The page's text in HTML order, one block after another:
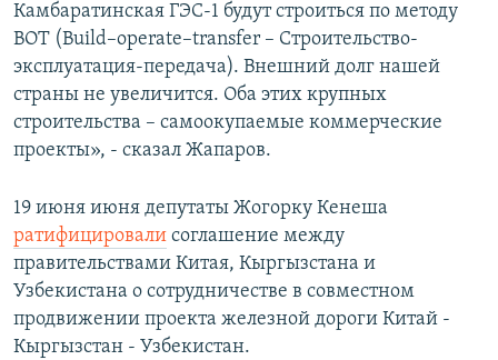
Камбаратинская ГЭС-1 будут строиться по методу
BOT (Build–operate–transfer – Строительство-
эксплуатация-передача). Внешний долг нашей
страны не увеличится. Оба этих крупных
строительства – самоокупаемые коммерческие
проекты», - сказал Жапаров.
19 июня июня депутаты Жогорку Кенеша
ратифицировали соглашение между
правительствами Китая, Кыргызстана и
Узбекистана о сотрудничестве в совместном
продвижении проекта железной дороги Китай -
Кыргызстан - Узбекистан.